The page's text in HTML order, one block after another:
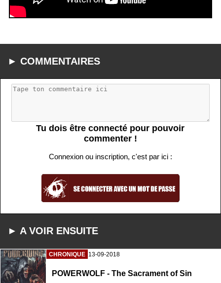
► COMMENTAIRES
Tu dois être connecté pour pouvoir
commenter !
Connexion ou inscription, c'est par ici :
► A VOIR ENSUITE
CHRONIQUE 13-09-2018
POWERWOLF - The Sacrament of Sin